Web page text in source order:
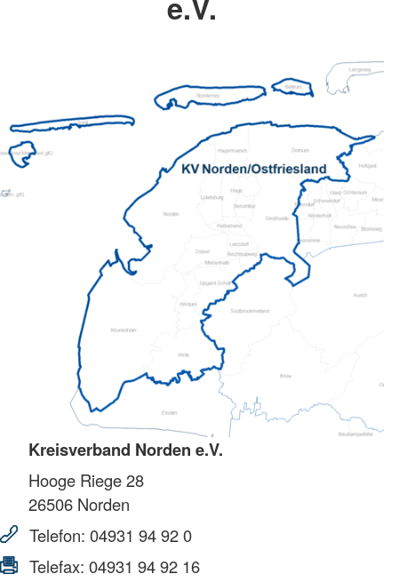
Kreisverband Norden e.V.
Hooge Riege 28
26506 Norden
Telefon: 04931 94 92 0
Telefax: 04931 94 92 16